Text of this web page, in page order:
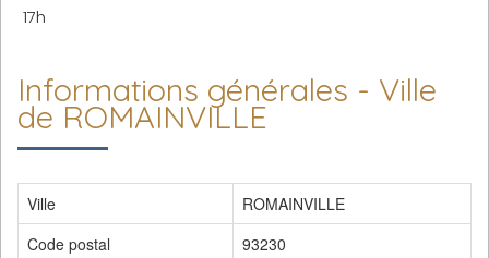
17h
Informations générales - Ville
de ROMAINVILLE
Ville
ROMAINVILLE
Code postal
93230